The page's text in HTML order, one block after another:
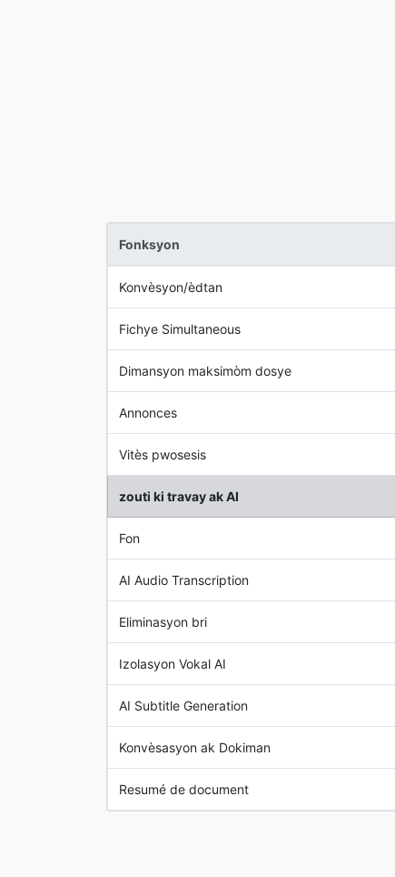
Fonksyon
Konvèsyon/èdtan
Fichye Simultaneous
Dimansyon maksimòm dosye
Annonces
Vitès pwosesis
zouti ki travay ak AI
Fon
AI Audio Transcription
Eliminasyon bri
Izolasyon Vokal AI
AI Subtitle Generation
Konvèsasyon ak Dokiman
Resumé de document